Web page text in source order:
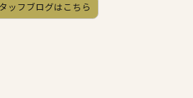
ッフブログはこちら